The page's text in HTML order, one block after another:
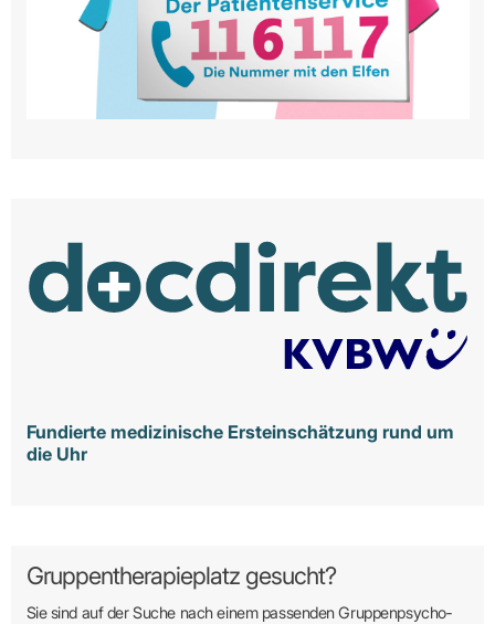
Fundierte medizinische Ersteinschätzung rund um
die Uhr
Gruppentherapieplatz gesucht?
Sie sind auf der Suche nach einem passenden Gruppen­psycho­